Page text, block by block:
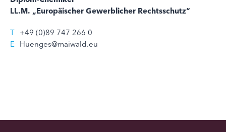
LL.M. „Europäischer Gewerblicher Rechtsschutz“
T +49 (0)89 747 266 0
E
Huenges@maiwald.eu